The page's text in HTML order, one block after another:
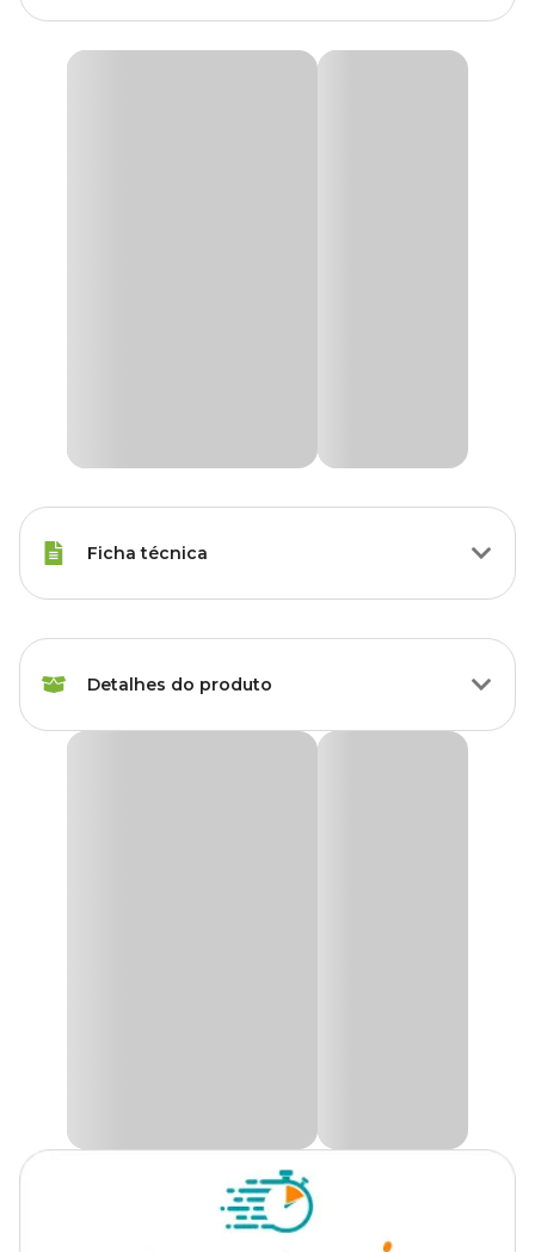
Ficha técnica
Gênero Unissex
Detalhes do produto
O produto pode ser aplicado em esconderijos ou também em
locais de trânsito dos insetos. Assim, é possível utilizar o inseticida
tanto no interior, como no exterior de sua casa, seja em ralos,
rodapés, pisos e outros pontos de atenção.